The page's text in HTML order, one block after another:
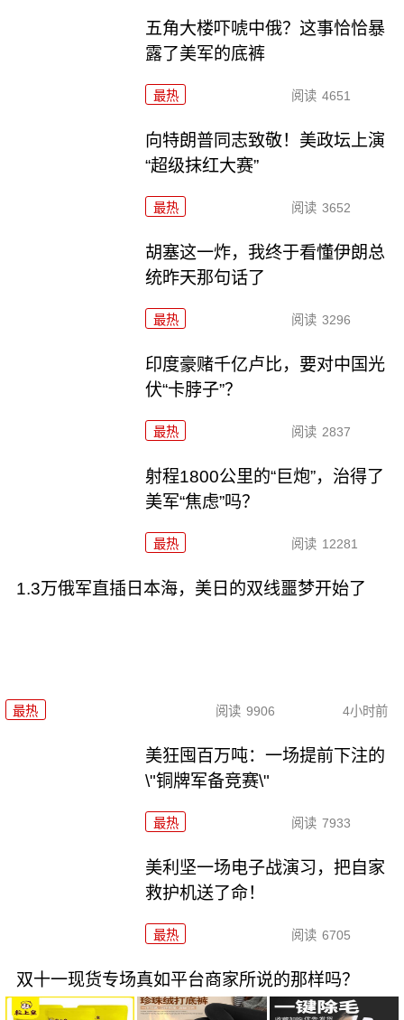
五角大楼吓唬中俄？这事恰恰暴
露了美军的底裤
最热 阅读 4651
向特朗普同志致敬！美政坛上演
“超级抹红大赛”
最热 阅读 3652
胡塞这一炸，我终于看懂伊朗总
统昨天那句话了
最热 阅读 3296
印度豪赌千亿卢比，要对中国光
伏“卡脖子”？
最热 阅读 2837
射程1800公里的“巨炮”，治得了
美军“焦虑”吗？
最热 阅读 12281
1.3万俄军直插日本海，美日的双线噩梦开始了
最热 阅读 9906 4小时前
美狂囤百万吨：一场提前下注的
\"铜牌军备竞赛\"
最热 阅读 7933
美利坚一场电子战演习，把自家
救护机送了命！
最热 阅读 6705
双十一现货专场真如平台商家所说的那样吗？